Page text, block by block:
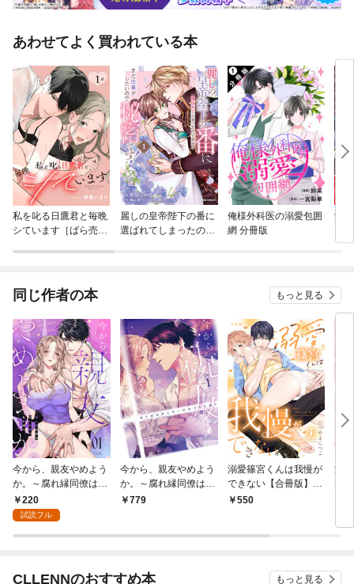
あわせてよく買われている本
私を叱る日鷹君と毎晩
シています［ばら売
麗しの皇帝陛下の番に
選ばれてしまったので
俺様外科医の溺愛包囲
網 分冊版
愛
版）
同じ作者の本 もっと見る
今から、親友やめよう
か。～腐れ縁同僚は甘
い快楽で私を壊す～(1)
220
試読フル
今から、親友やめよう
か。～腐れ縁同僚は甘
い快楽で私を壊す～
779
溺愛篠宮くんは我慢が
できない【合冊版】
【電子限定描き下ろし
550
溺
で
CLLENNのおすすめ本 もっと見る